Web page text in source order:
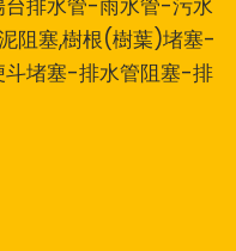
排水管-雨水管-污水
阻塞,樹根(樹葉)堵塞-
堵塞-排水管阻塞-排